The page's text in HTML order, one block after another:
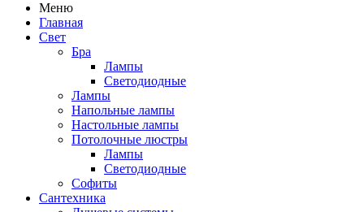
Меню
Главная
Свет
Бра
Лампы
Светодиодные
Лампы
Напольные лампы
Настольные лампы
Потолочные люстры
Лампы
Светодиодные
Софиты
Сантехника